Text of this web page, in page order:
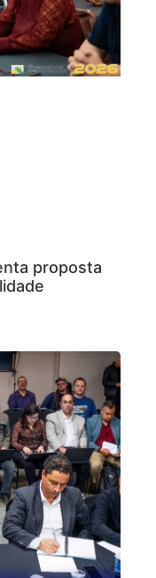
proposta